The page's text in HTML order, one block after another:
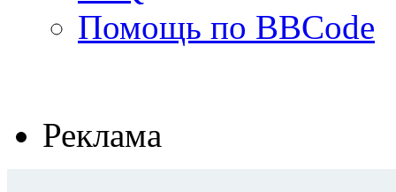
Помощь по BBCode
Реклама